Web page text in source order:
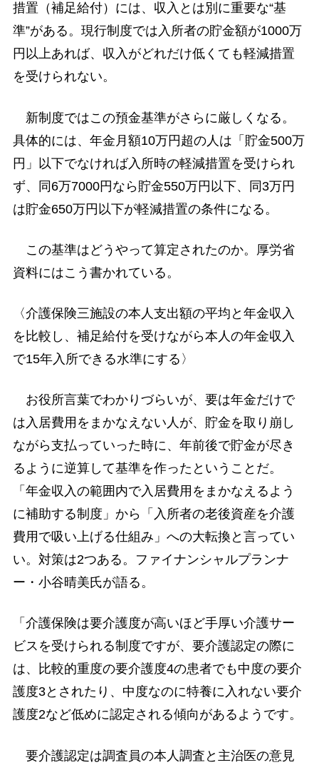
措置（補足給付）には、収入とは別に重要な“基
準”がある。現行制度では入所者の貯金額が1000万
円以上あれば、収入がどれだけ低くても軽減措置
を受けられない。
新制度ではこの預金基準がさらに厳しくなる。
具体的には、年金月額10万円超の人は「貯金500万
円」以下でなければ入所時の軽減措置を受けられ
ず、同6万7000円なら貯金550万円以下、同3万円
は貯金650万円以下が軽減措置の条件になる。
この基準はどうやって算定されたのか。厚労省
資料にはこう書かれている。
〈介護保険三施設の本人支出額の平均と年金収入
を比較し、補足給付を受けながら本人の年金収入
で15年入所できる水準にする〉
お役所言葉でわかりづらいが、要は年金だけで
は入居費用をまかなえない人が、貯金を取り崩し
ながら支払っていった時に、年前後で貯金が尽き
るように逆算して基準を作ったということだ。
「年金収入の範囲内で入居費用をまかなえるよう
に補助する制度」から「入所者の老後資産を介護
費用で吸い上げる仕組み」への大転換と言ってい
い。対策は2つある。ファイナンシャルプランナ
ー・小谷晴美氏が語る。
「介護保険は要介護度が高いほど手厚い介護サー
ビスを受けられる制度ですが、要介護認定の際に
は、比較的重度の要介護度4の患者でも中度の要介
護度3とされたり、中度なのに特養に入れない要介
護度2など低めに認定される傾向があるようです。
要介護認定は調査員の本人調査と主治医の意見